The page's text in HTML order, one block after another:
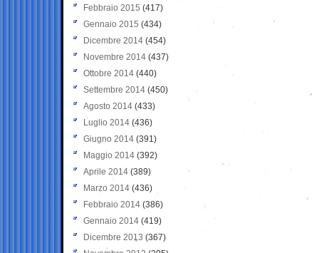
Febbraio 2015 (417)
Gennaio 2015 (434)
Dicembre 2014 (454)
Novembre 2014 (437)
Ottobre 2014 (440)
Settembre 2014 (450)
Agosto 2014 (433)
Luglio 2014 (436)
Giugno 2014 (391)
Maggio 2014 (392)
Aprile 2014 (389)
Marzo 2014 (436)
Febbraio 2014 (386)
Gennaio 2014 (419)
Dicembre 2013 (367)